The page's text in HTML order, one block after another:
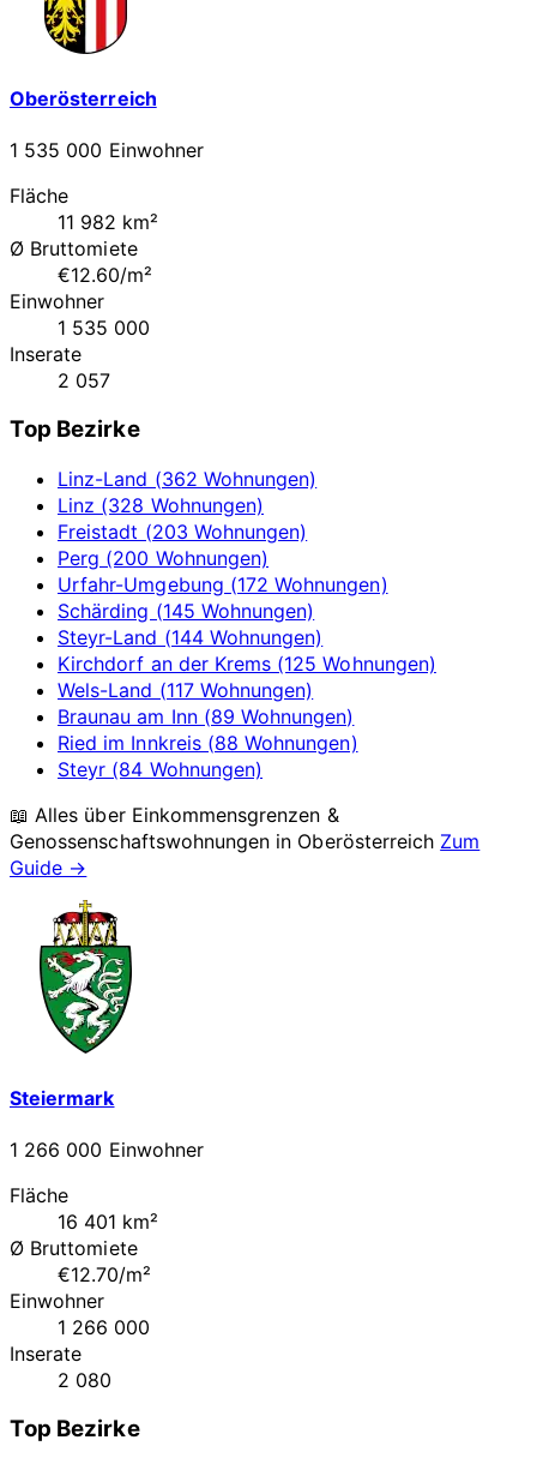
Oberösterreich
1 535 000 Einwohner
Fläche
11 982 km²
Ø Bruttomiete
€12.60/m²
Einwohner
1 535 000
Inserate
2 057
Top Bezirke
Linz-Land (362 Wohnungen)
Linz (328 Wohnungen)
Freistadt (203 Wohnungen)
Perg (200 Wohnungen)
Urfahr-Umgebung (172 Wohnungen)
Schärding (145 Wohnungen)
Steyr-Land (144 Wohnungen)
Kirchdorf an der Krems (125 Wohnungen)
Wels-Land (117 Wohnungen)
Braunau am Inn (89 Wohnungen)
Ried im Innkreis (88 Wohnungen)
Steyr (84 Wohnungen)
📖 Alles über Einkommensgrenzen &
Genossenschaftswohnungen in Oberösterreich Zum
Guide →
Steiermark
1 266 000 Einwohner
Fläche
16 401 km²
Ø Bruttomiete
€12.70/m²
Einwohner
1 266 000
Inserate
2 080
Top Bezirke